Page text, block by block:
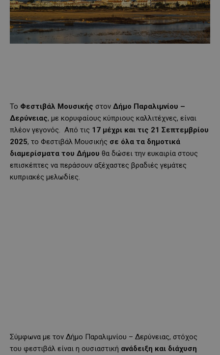
Το Φεστιβάλ Μουσικής στον Δήμο Παραλιμνίου –
Δερύνειας, με κορυφαίους κύπριους καλλιτέχνες, είναι
πλέον γεγονός. Από τις 17 μέχρι και τις 21 Σεπτεμβρίου
2025, το Φεστιβάλ Μουσικής σε όλα τα δημοτικά
διαμερίσματα του Δήμου θα δώσει την ευκαιρία στους
επισκέπτες να περάσουν αξέχαστες βραδιές γεμάτες
κυπριακές μελωδίες.
Σύμφωνα με τον Δήμο Παραλιμνίου – Δερύνειας, στόχος
του φεστιβάλ είναι η ουσιαστική ανάδειξη και διάχυση